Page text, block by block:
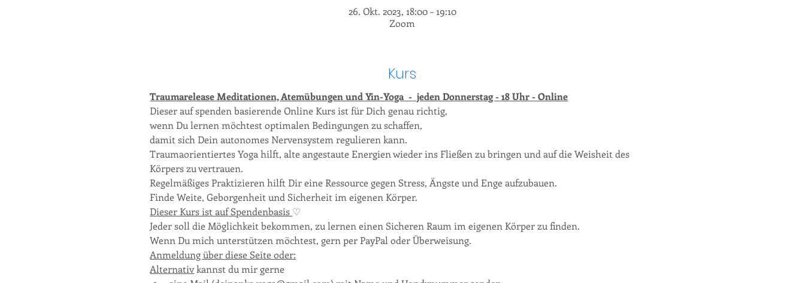
26. Okt. 2023, 18:00 – 19:10
Zoom
Kurs
Traumarelease Meditationen, Atemübungen und Yin-Yoga  -  jeden Donnerstag - 18 Uhr - Online
Dieser auf spenden basierende Online Kurs ist für Dich genau richtig,
wenn Du lernen möchtest optimalen Bedingungen zu schaffen,
damit sich Dein autonomes Nervensystem regulieren kann.
Traumaorientiertes Yoga hilft, alte angestaute Energien wieder ins Fließen zu bringen und auf die Weisheit des
Körpers zu vertrauen.
Regelmäßiges Praktizieren hilft Dir eine Ressource gegen Stress, Ängste und Enge aufzubauen.
Finde Weite, Geborgenheit und Sicherheit im eigenen Körper.
Dieser Kurs ist auf Spendenbasis ♡
Jeder soll die Möglichkeit bekommen, zu lernen einen Sicheren Raum im eigenen Körper zu finden.
Wenn Du mich unterstützen möchtest, gern per PayPal oder Überweisung.
Anmeldung über diese Seite oder:
Alternativ kannst du mir gerne